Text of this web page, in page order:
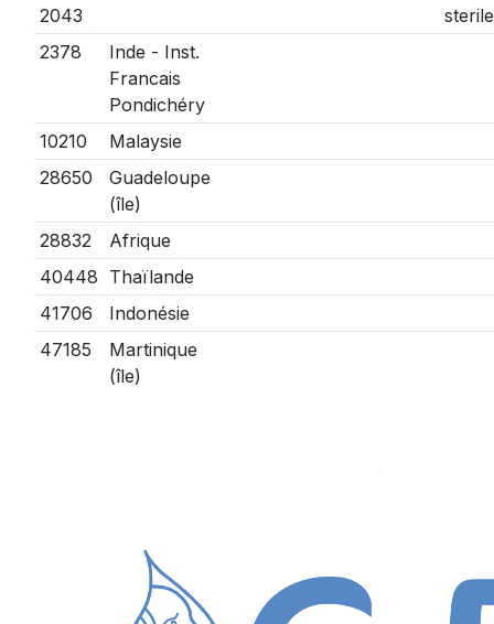
2043
sterile
2378
Inde - Inst.
Francais
Pondichéry
10210
Malaysie
28650
Guadeloupe
(île)
28832
Afrique
40448 Thaïlande
41706
Indonésie
47185
Martinique
(île)